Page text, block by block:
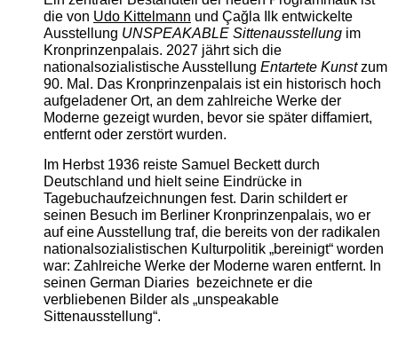
die von Udo Kittelmann und Çağla Ilk entwickelte
Ausstellung UNSPEAKABLE Sittenausstellungim
Kronprinzenpalais. 2027 jährt sich die
nationalsozialistische Ausstellung Entartete Kunstzum
90. Mal. Das Kronprinzenpalais ist ein historisch hoch
aufgeladener Ort, an dem zahlreiche Werke der
Moderne gezeigt wurden, bevor sie später diffamiert,
entfernt oder zerstört wurden.
Im Herbst 1936 reiste Samuel Beckett durch
Deutschland und hielt seine Eindrücke in
Tagebuchaufzeichnungen fest. Darin schildert er
seinen Besuch im Berliner Kronprinzenpalais, wo er
auf eine Ausstellung traf, die bereits von der radikalen
nationalsozialistischen Kulturpolitik „bereinigt“ worden
war: Zahlreiche Werke der Moderne waren entfernt. In
seinen German Diaries bezeichnete er die
verbliebenen Bilder als „unspeakable
Sittenausstellung“.